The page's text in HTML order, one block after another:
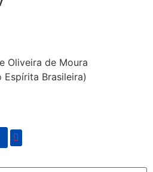
Oliveira de Moura
Espírita Brasileira)